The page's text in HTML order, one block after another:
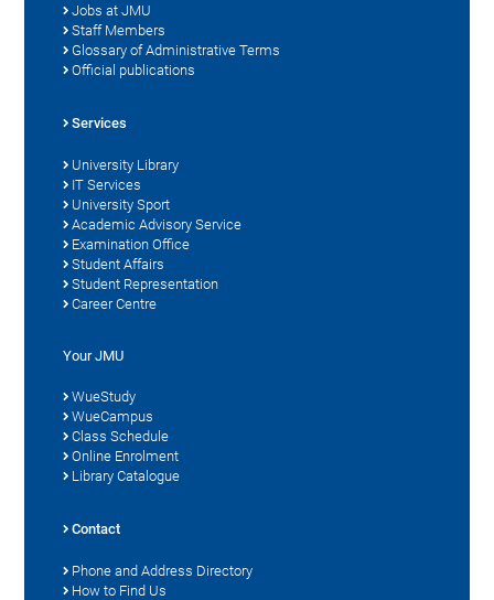
Jobs at JMU
Staff Members
Glossary of Administrative Terms
Official publications
Services
University Library
IT Services
University Sport
Academic Advisory Service
Examination Office
Student Affairs
Student Representation
Career Centre
Your JMU
WueStudy
WueCampus
Class Schedule
Online Enrolment
Library Catalogue
Contact
Phone and Address Directory
How to Find Us